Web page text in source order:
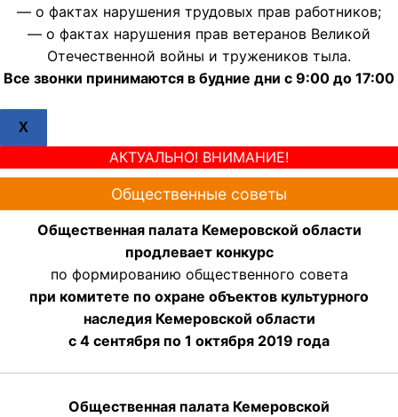
— о фактах нарушения трудовых прав работников;
— о фактах нарушения прав ветеранов Великой
Отечественной войны и тружеников тыла.
Все звонки принимаются в будние дни с 9:00 до 17:00
X
АКТУАЛЬНО! ВНИМАНИЕ!
Общественные советы
Общественная палата Кемеровской области
продлевает конкурс
по формированию общественного совета
при комитете по охране объектов культурного
наследия Кемеровской области
с 4 сентября по 1 октября 2019 года
Общественная палата Кемеровской